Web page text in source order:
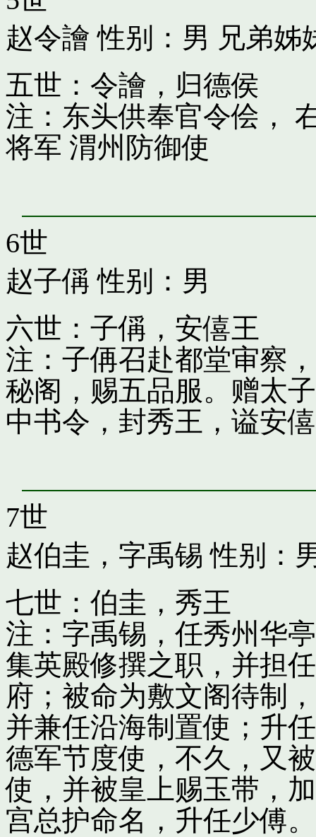
赵令譮 性别：男 兄弟姊
五世：令譮，归德侯
注：东头供奉官令侩，
将军 渭州防御使
6世
赵子偁 性别：男
六世：子偁，安僖王
注：子侢召赴都堂审察
秘阁，赐五品服。赠太
中书令，封秀王，谥安
7世
赵伯圭，字禹锡 性别：
七世：伯圭，秀王
注：字禹锡，任秀州华
集英殿修撰之职，并担
府；被命为敷文阁待制
并兼任沿海制置使；升
德军节度使，不久，又
使，并被皇上赐玉带，
宫总护命名，升任少傅